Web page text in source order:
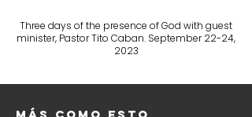
Three days of the presence of God with guest
minister, Pastor Tito Caban. September 22-24,
2023